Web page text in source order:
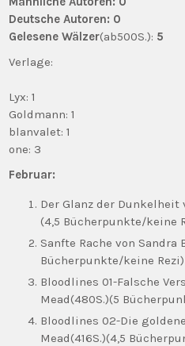
Deutsche Autoren: 0
Gelesene Wälzer(ab500S.): 5
Verlage:
Lyx: 1
Goldmann: 1
blanvalet: 1
one: 3
Februar:
Der Glanz der Dunkelheit
(4,5 Bücherpunkte/keine
Sanfte Rache von Sandra
Bücherpunkte/keine Rezi)
Bloodlines 01-Falsche
Mead(480S.)(5
Bloodlines 02-Die
Mead(416S.)(4,5